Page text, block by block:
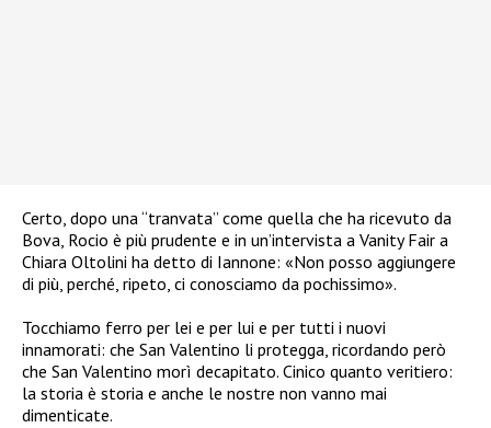
Certo, dopo una “tranvata” come quella che ha ricevuto da
Bova, Rocio è più prudente e in un’intervista a Vanity Fair a
Chiara Oltolini ha detto di Iannone: «Non posso aggiungere
di più, perché, ripeto, ci conosciamo da pochissimo».
Tocchiamo ferro per lei e per lui e per tutti i nuovi
innamorati: che San Valentino li protegga, ricordando però
che San Valentino morì decapitato. Cinico quanto veritiero:
la storia è storia e anche le nostre non vanno mai
dimenticate.